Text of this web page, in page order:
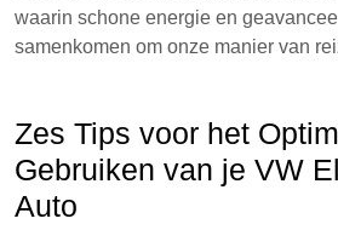
waarin schone energie en
samenkomen om onze manier van
Zes Tips voor het
Gebruiken van je VW
Auto